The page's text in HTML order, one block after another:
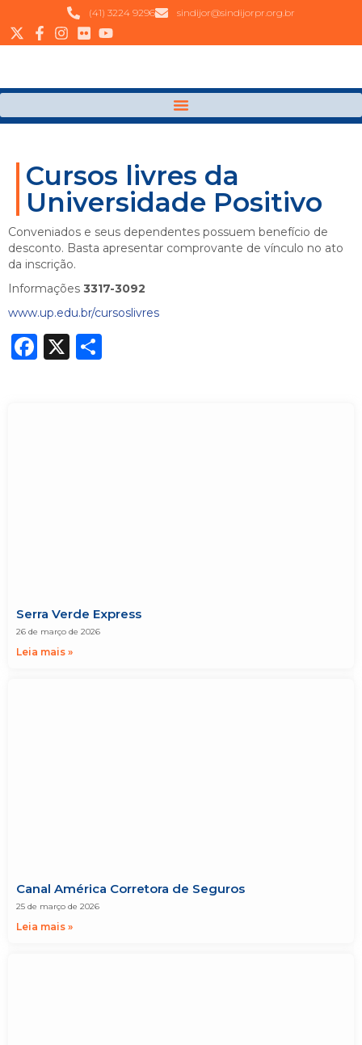
(41) 3224 9296 sindijor@sindijorpr.org.br
Cursos livres da
Universidade Positivo
Conveniados e seus dependentes possuem benefício de
desconto. Basta apresentar comprovante de vínculo no ato
da inscrição.
Informações 3317-3092
www.up.edu.br/cursoslivres
Facebook
X
Serra Verde Express
26 de março de 2026
Leia mais »
Canal América Corretora de Seguros
25 de março de 2026
Leia mais »